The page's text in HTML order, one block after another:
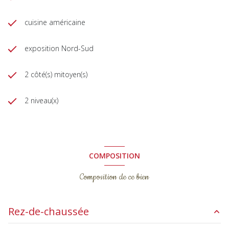
cuisine américaine
exposition Nord-Sud
2 côté(s) mitoyen(s)
2 niveau(x)
COMPOSITION
Composition de ce bien
Rez-de-chaussée